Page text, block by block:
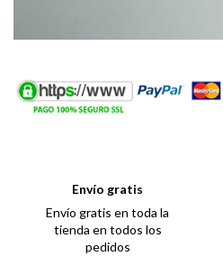
Envío gratis
Envío gratis en toda la
tienda en todos los
pedidos